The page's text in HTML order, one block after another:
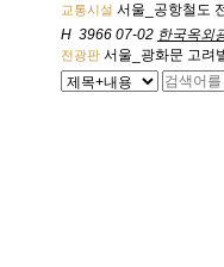
교통시설 서울_공항철도
H 3966 07-02 한국옥외
전광판 서울_광화문 고려